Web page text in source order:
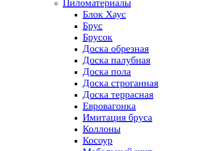
Пиломатериалы
Блок Хаус
Брус
Брусок
Доска обрезная
Доска палубная
Доска пола
Доска строганная
Доска террасная
Евровагонка
Имитация бруса
Коллоны
Косоур